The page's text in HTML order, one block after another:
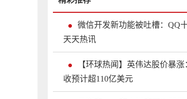
微信开发新功能被吐槽：QQ
天天热讯
【环球热闻】英伟达股价暴
收预计超110亿美元